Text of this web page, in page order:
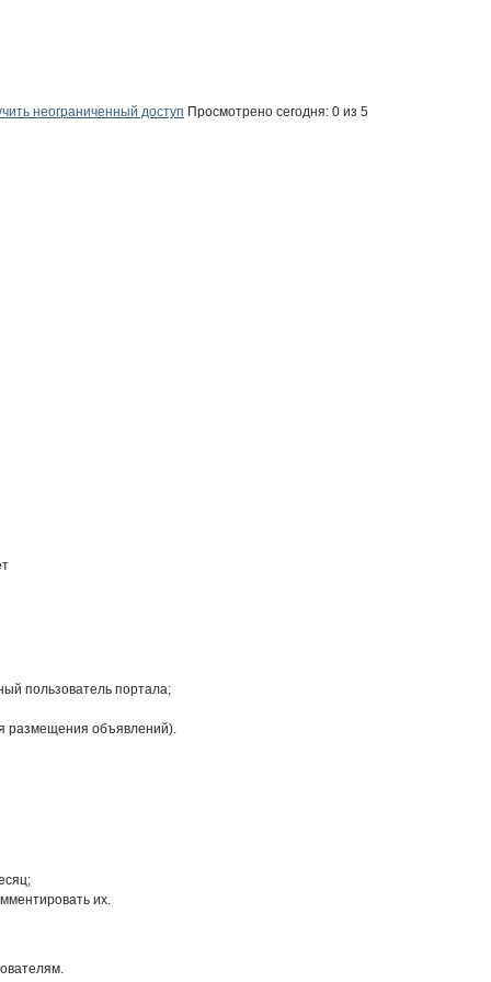
неограниченный доступ Просмотрено сегодня: 0 из 5
пользователь портала;
размещения объявлений).
их.